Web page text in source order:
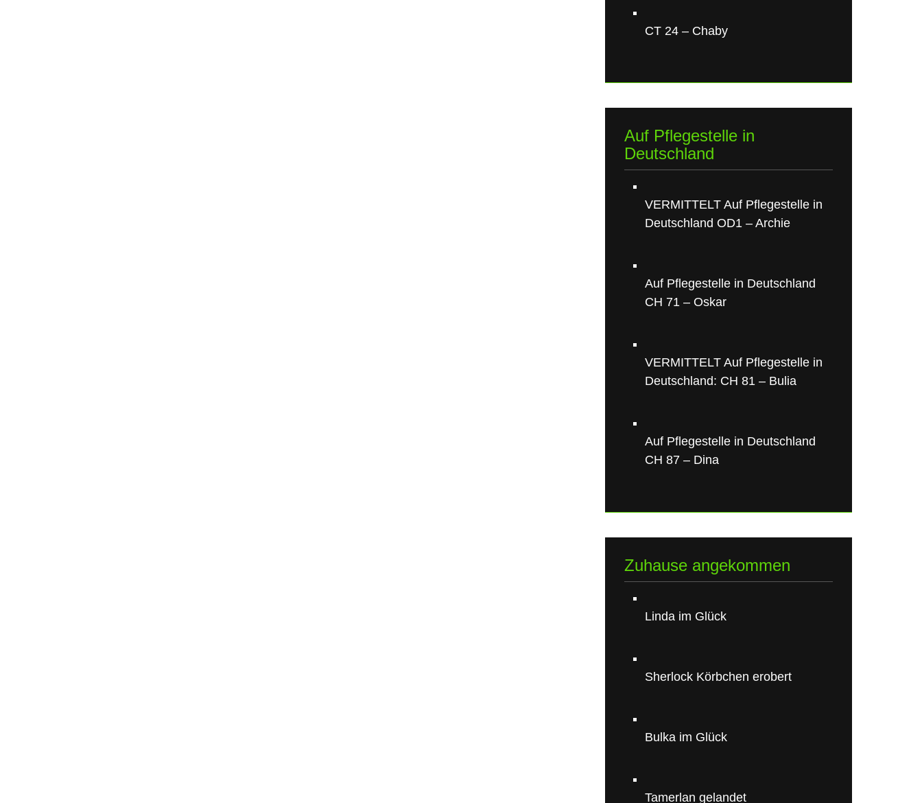
CT 24 – Chaby
Auf Pflegestelle in
Deutschland
VERMITTELT Auf Pflegestelle in
Deutschland OD1 – Archie
Auf Pflegestelle in Deutschland
CH 71 – Oskar
VERMITTELT Auf Pflegestelle in
Deutschland: CH 81 – Bulia
Auf Pflegestelle in Deutschland
CH 87 – Dina
Zuhause angekommen
Linda im Glück
Sherlock Körbchen erobert
Bulka im Glück
Tamerlan gelandet